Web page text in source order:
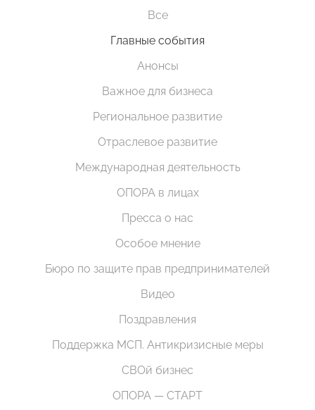
Все
Главные события
Анонсы
Важное для бизнеса
Региональное развитие
Отраслевое развитие
Международная деятельность
ОПОРА в лицах
Пресса о нас
Особое мнение
Бюро по защите прав предпринимателей
Видео
Поздравления
Поддержка МСП. Антикризисные меры
СВОй бизнес
ОПОРА — СТАРТ